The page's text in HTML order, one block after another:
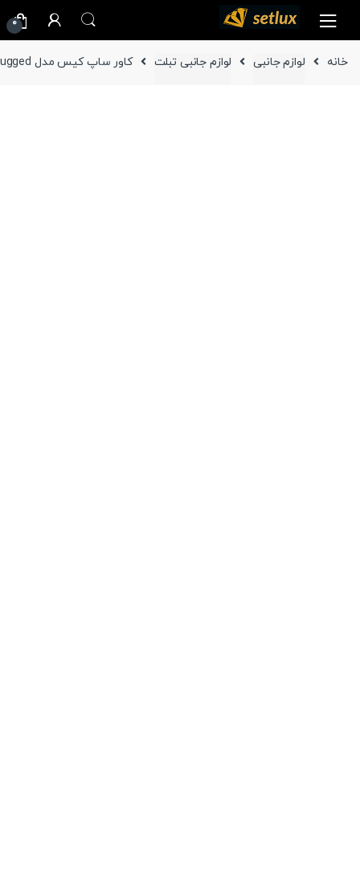
navigation
content
0
خانه لوازم جانبی لوازم جانبی تبلت کاور ساپ کیس مدل Unicorn Beetle PRO Rugged تبلت سامسونگ Galaxy Tab S9 Plus X810 / X816B